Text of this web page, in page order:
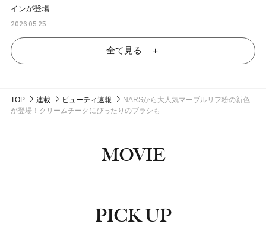
インが登場
2026.05.25
全て見る ＋
TOP 連載 ビューティ速報
NARSから大人気マーブルリフ粉の新色
が登場！クリームチークにぴったりのブラシも
MOVIE
PICK UP